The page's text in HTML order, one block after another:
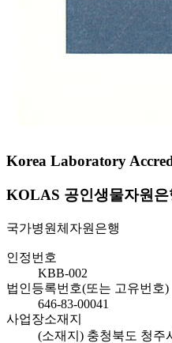
Korea Laboratory
KOLAS 공인생물자원은
국가병원체자원은행
인정번호
KBB-002
법인등록번호(또는 고유번호)
646-83-00041
사업장소재지
(소재지) 충청북도 청주